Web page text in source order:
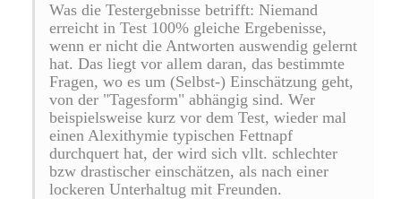
Was die Testergebnisse betrifft: Niemand
erreicht in Test 100% gleiche Ergebenisse,
wenn er nicht die Antworten auswendig gelernt
hat. Das liegt vor allem daran, das bestimmte
Fragen, wo es um (Selbst-) Einschätzung geht,
von der "Tagesform" abhängig sind. Wer
beispielsweise kurz vor dem Test, wieder mal
einen Alexithymie typischen Fettnapf
durchquert hat, der wird sich vllt. schlechter
bzw drastischer einschätzen, als nach einer
lockeren Unterhaltug mit Freunden.